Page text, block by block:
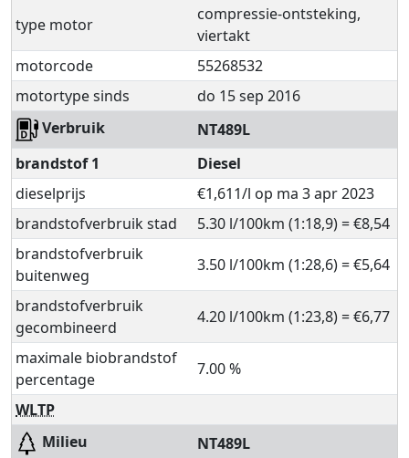
type motor
compressie-ontsteking,
viertakt
motorcode
55268532
motortype sinds
do 15 sep 2016
Verbruik
NT489L
brandstof 1
Diesel
dieselprijs
€1,611/l op ma 3 apr 2023
brandstofverbruik stad
5.30 l/100km (1:18,9) = €8,54
brandstofverbruik
buitenweg
3.50 l/100km (1:28,6) = €5,64
brandstofverbruik
gecombineerd
4.20 l/100km (1:23,8) = €6,77
maximale biobrandstof
percentage
7.00 %
WLTP
Milieu
NT489L